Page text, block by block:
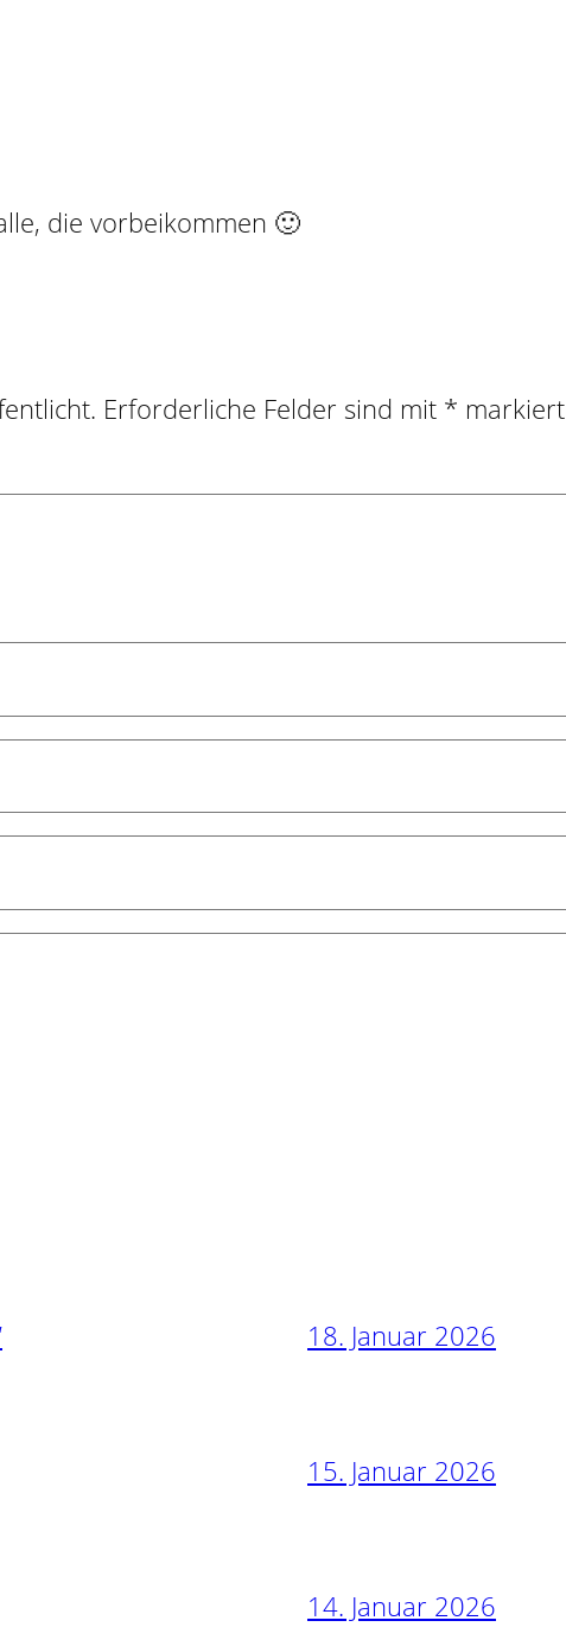
die vorbeikommen 🙂
Erforderliche Felder sind mit * markiert
18. Januar 2026
15. Januar 2026
14. Januar 2026